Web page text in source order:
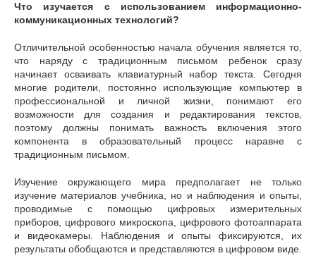
Что изучается с использованием информационно-
коммуникационных технологий?
Отличительной особенностью начала обучения является то,
что наряду с традиционным письмом ребенок сразу
начинает осваивать клавиатурный набор текста. Сегодня
многие родители, постоянно использующие компьютер в
профессиональной и личной жизни, понимают его
возможности для создания и редактирования текстов,
поэтому должны понимать важность включения этого
компонента в образовательный процесс наравне с
традиционным письмом.
Изучение окружающего мира предполагает не только
изучение материалов учебника, но и наблюдения и опыты,
проводимые с помощью цифровых измерительных
приборов, цифрового микроскопа, цифрового фотоаппарата
и видеокамеры. Наблюдения и опыты фиксируются, их
результаты обобщаются и представляются в цифровом виде.